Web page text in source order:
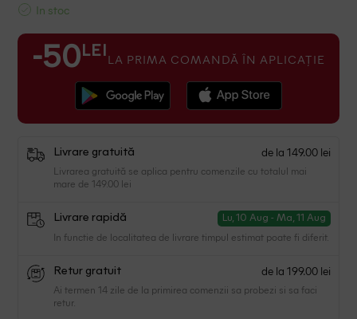
In stoc
-50 LEI LA PRIMA COMANDĂ ÎN APLICAȚIE
Livrare gratuită de la 149.00 lei
Livrarea gratuită se aplica pentru comenzile cu totalul mai
mare de 149.00 lei
Livrare rapidă Lu, 10 Aug - Ma, 11 Aug
In functie de localitatea de livrare timpul estimat poate fi diferit.
Retur gratuit de la 199.00 lei
Ai termen 14 zile de la primirea comenzii sa probezi si sa faci
retur.